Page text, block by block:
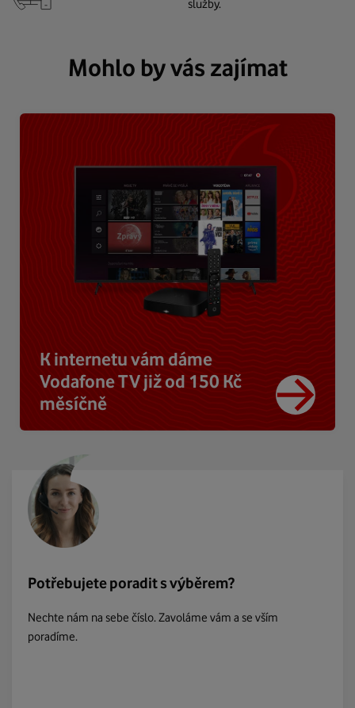
služby.
Mohlo by vás zajímat
K internetu vám dáme
Vodafone TV již od 150 Kč
měsíčně
Potřebujete poradit s výběrem?
Nechte nám na sebe číslo. Zavoláme vám a se vším
poradíme.